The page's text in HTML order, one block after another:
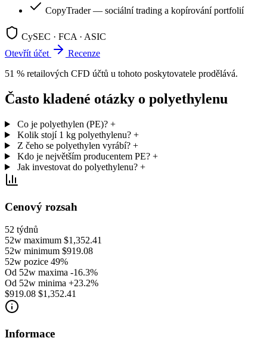
CopyTrader — sociální trading a kopírování portfolií
CySEC · FCA · ASIC
Otevřít účet
Recenze
51 % retailových CFD účtů u tohoto poskytovatele prodělává.
Často kladené otázky o polyethylenu
Co je polyethylen (PE)? +
Kolik stojí 1 kg polyethylenu? +
Z čeho se polyethylen vyrábí? +
Kdo je největším producentem PE? +
Jak investovat do polyethylenu? +
Cenový rozsah
52 týdnů
52w maximum $1,352.41
52w minimum $919.08
52w pozice 49%
Od 52w maxima -16.3%
Od 52w minima +23.2%
$919.08 $1,352.41
Informace